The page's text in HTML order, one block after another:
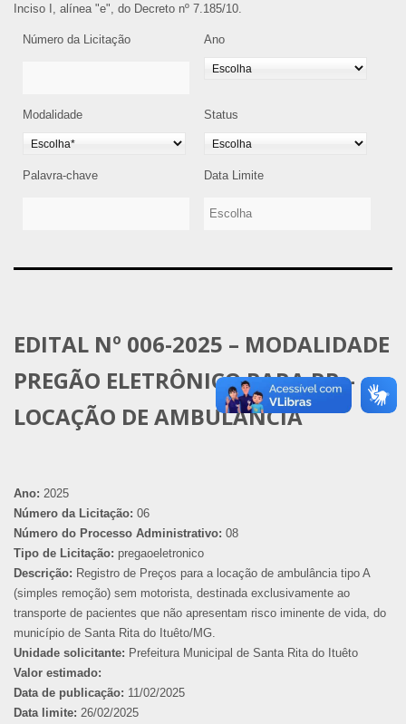
Inciso I, alínea "e", do Decreto nº 7.185/10.
Número da Licitação Ano
Modalidade Status
Palavra-chave Data Limite
EDITAL Nº 006-2025 – MODALIDADE
PREGÃO ELETRÔNICO PARA RP –
LOCAÇÃO DE AMBULÂNCIA
Ano: 2025
Número da Licitação: 06
Número do Processo Administrativo: 08
Tipo de Licitação: pregaoeletronico
Descrição: Registro de Preços para a locação de ambulância tipo A
(simples remoção) sem motorista, destinada exclusivamente ao
transporte de pacientes que não apresentam risco iminente de vida, do
município de Santa Rita do Ituêto/MG.
Unidade solicitante: Prefeitura Municipal de Santa Rita do Ituêto
Valor estimado:
Data de publicação: 11/02/2025
Data limite: 26/02/2025